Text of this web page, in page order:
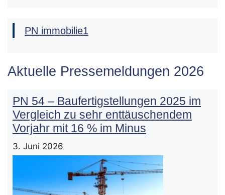
PN immobilie1
Aktuelle Pressemeldungen 2026
PN 54 – Baufertigstellungen 2025 im
Vergleich zu sehr enttäuschendem
Vorjahr mit 16 % im Minus
3. Juni 2026